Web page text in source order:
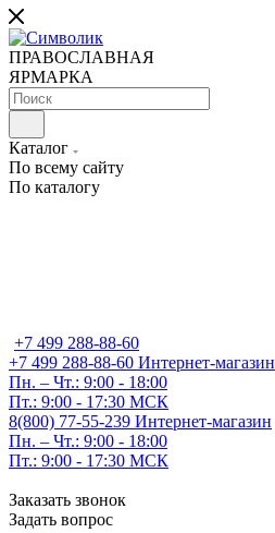
ПРАВОСЛАВНАЯ
ЯРМАРКА
Каталог
По всему сайту
По каталогу
+7 499 288-88-60
+7 499 288-88-60 Интернет-магазин
Пн. – Чт.: 9:00 - 18:00
Пт.: 9:00 - 17:30 МСК
8(800) 77-55-239 Интернет-магазин
Пн. – Чт.: 9:00 - 18:00
Пт.: 9:00 - 17:30 МСК
Заказать звонок
Задать вопрос